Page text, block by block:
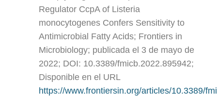
Regulator CcpA of Listeria
monocytogenes Confers Sensitivity to
Antimicrobial Fatty Acids; Frontiers in
Microbiology; publicada el 3 de mayo de
2022; DOI: 10.3389/fmicb.2022.895942;
Disponible en el URL
https://www.frontiersin.org/articles/10.3389/